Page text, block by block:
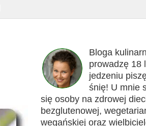
Bloga
prowadzę 18
jedzeniu
śnię! U mnie
się osoby na zdrowej
bezglutenowej,
wegańskiej oraz